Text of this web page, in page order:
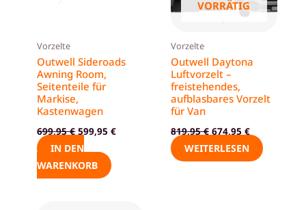
Vorzelte
Outwell Sideroads
Awning Room,
Seitenteile für
Markise,
Kastenwagen
699,95€ 599,95€
IN DEN
WARENKORB
VORRÄTIG
Vorzelte
Outwell Daytona
Luftvorzelt –
freistehendes,
aufblasbares Vorzelt
für Van
819,95€ 674,95 €
WEITERLESEN